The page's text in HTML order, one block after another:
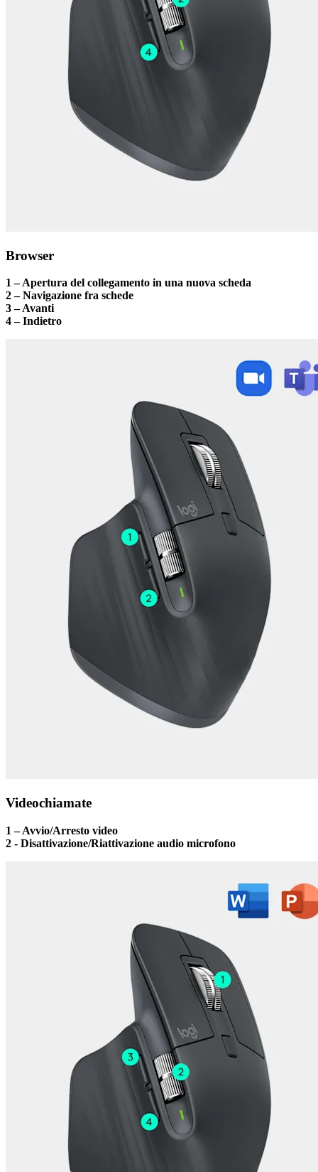
Browser
1 – Apertura del collegamento in una nuova scheda
2 – Navigazione fra schede
3 – Avanti
4 – Indietro
Videochiamate
1 – Avvio/Arresto video
2 - Disattivazione/Riattivazione audio microfono